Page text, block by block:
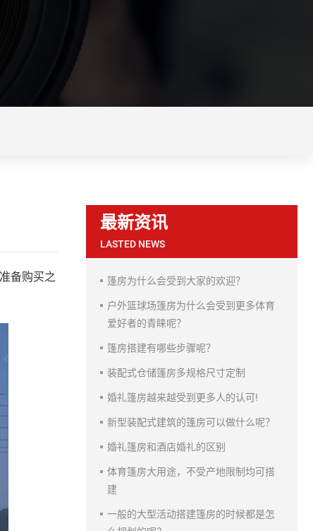
备购买之
最新资讯
LASTED NEWS
篷房为什么会受到大家的欢迎？
户外篮球场篷房为什么会受到更多体育
爱好者的青睐呢？
篷房搭建有哪些步骤呢？
装配式仓储篷房多规格尺寸定制
婚礼篷房越来越受到更多人的认可!
新型装配式建筑的篷房可以做什么呢？
婚礼篷房和酒店婚礼的区别
体育篷房大用途，不受产地限制均可搭
建
一般的大型活动搭建篷房的时候都是怎